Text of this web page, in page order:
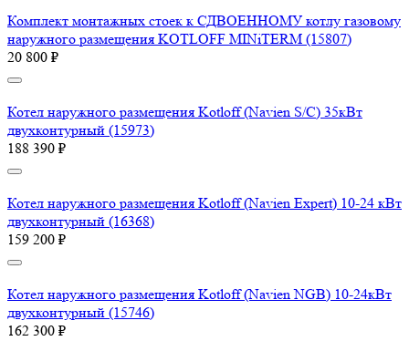
Комплект монтажных стоек к СДВОЕННОМУ котлу газовому
наружного размещения KOTLOFF MINiTERM (15807)
20 800 ₽
Котел наружного размещения Kotloff (Navien S/C) 35кВт
двухконтурный (15973)
188 390 ₽
Котел наружного размещения Kotloff (Navien Expert) 10-24 кВт
двухконтурный (16368)
159 200 ₽
Котел наружного размещения Kotloff (Navien NGB) 10-24кВт
двухконтурный (15746)
162 300 ₽